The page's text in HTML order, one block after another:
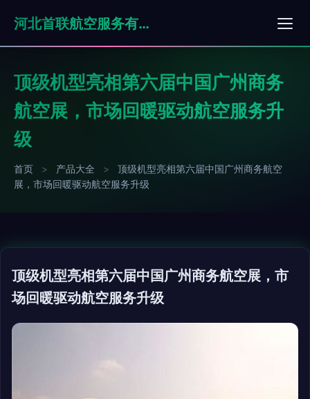
河北首联航空服务有限公司
顶级机型亮相第六届中国广州商务
航空展，市场回暖驱动航空服务升
级
首页 > 产品大全 >
顶级机型亮相第六届中国广州商务航空
展，市场回暖驱动航空服务升级
顶级机型亮相第六届中国广州商务航空展，市
场回暖驱动航空服务升级